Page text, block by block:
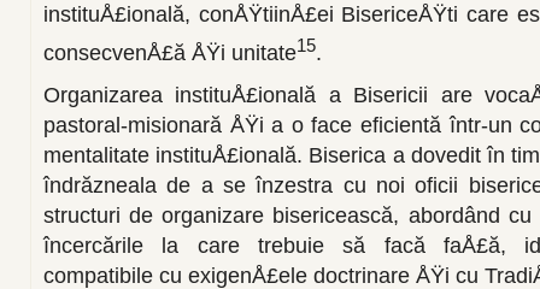
instituÅ£ională, conÅŸtiinÅ£ei BisericeÅŸti care
consecvenÅ£ă ÅŸi unitate15.
Organizarea instituÅ£ională a Bisericii are
pastoral-misionară ÅŸi a o face eficientă într-un
mentalitate instituÅ£ională. Biserica a dovedit în
îndrăzneala de a se înzestra cu noi oficii
structuri de organizare bisericească, abordând
încercările la care trebuie să facă faÅ£ă,
compatibile cu exigenÅ£ele doctrinare ÅŸi cu